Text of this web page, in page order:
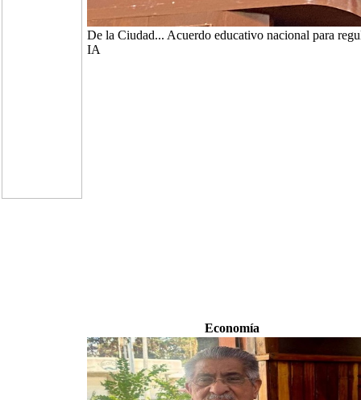
De la Ciudad... Acuerdo educativo nacional para
IA
Economía